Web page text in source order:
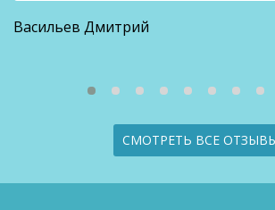
Васильев Дмитрий
СМОТРЕТЬ ВСЕ